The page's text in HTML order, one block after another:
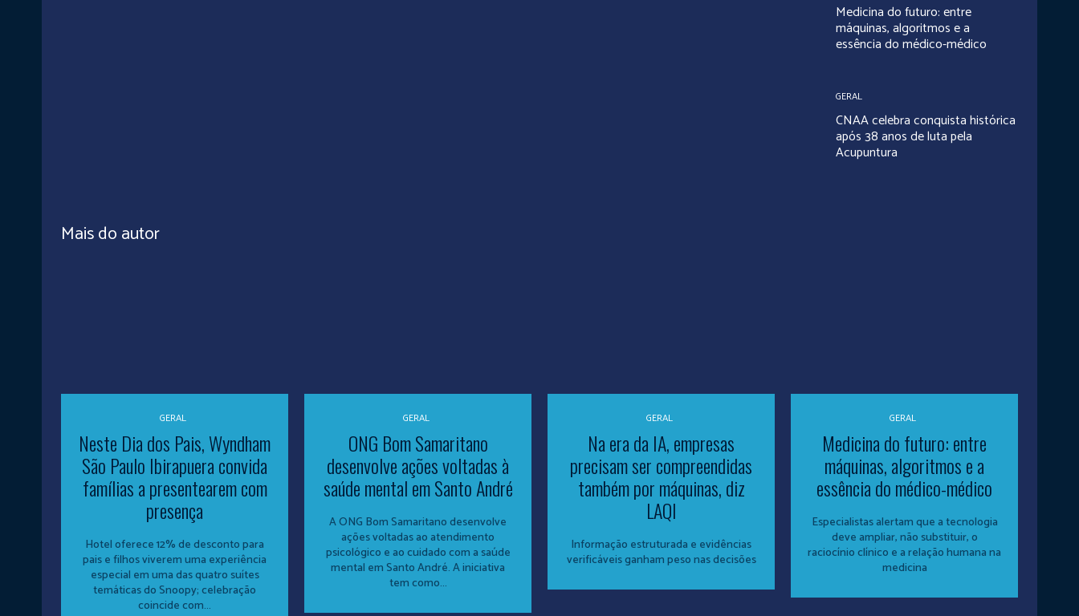
Medicina do futuro: entre
máquinas, algoritmos e a
essência do médico-médico
GERAL
CNAA celebra conquista histórica
após 38 anos de luta pela
Acupuntura
Mais do autor
GERAL
Neste Dia dos Pais, Wyndham
São Paulo Ibirapuera convida
famílias a presentearem com
presença
Hotel oferece 12% de desconto para
pais e filhos viverem uma experiência
especial em uma das quatro suítes
temáticas do Snoopy; celebração
coincide com...
GERAL
ONG Bom Samaritano
desenvolve ações voltadas à
saúde mental em Santo André
A ONG Bom Samaritano desenvolve
ações voltadas ao atendimento
psicológico e ao cuidado com a saúde
mental em Santo André. A iniciativa
tem como...
GERAL
Na era da IA, empresas
precisam ser compreendidas
também por máquinas, diz
LAQI
Informação estruturada e evidências
verificáveis ganham peso nas decisões
GERAL
Medicina do futuro: entre
máquinas, algoritmos e a
essência do médico-médico
Especialistas alertam que a tecnologia
deve ampliar, não substituir, o
raciocínio clínico e a relação humana na
medicina